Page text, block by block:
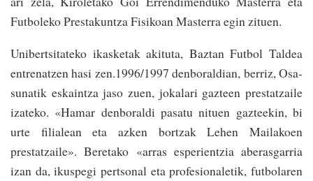
Futbo­leko Prestakun­tza Fisikoan Masterra egin zituen.
Unibertsitateko ikas­ke­tak akituta, Baztan Futbol Taldea
en­trena­tzen hasi zen.1996/1997 denboraldian, berriz, Osa­
su­na­tik eskaintza jaso zuen­, jokalari gazteen presta­tzai­­le
izateko. «Hamar den­­boraldi pasatu nituen­ gazteekin, bi
urte­ filialean­ eta az­ken bor­tzak Lehen Mai­lakoe­n
prestatzaile». Beretako «arras­ es­­­perien­tzia abe­rasga­rria
izan da, ikuspegi per­tso­nal eta pro­fe­sionale­tik, futbolaren